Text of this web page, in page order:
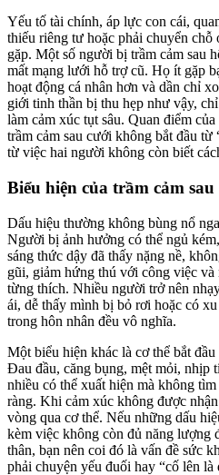
Yếu tố tài chính, áp lực con cái,
thiếu riêng tư hoặc phải chuyển chỗ
gặp. Một số người bị trầm cảm sau
mất mạng lưới hỗ trợ cũ. Họ ít gặp
hoạt động cá nhân hơn và dần chỉ
giới tinh thần bị thu hẹp như vậy,
làm cảm xúc tụt sâu. Quan điểm
trầm cảm sau cưới không bắt đầu từ
từ việc hai người không còn biết
Biểu hiện của trầm cảm
Dấu hiệu thường không bùng nổ
Người bị ảnh hưởng có thể ngủ
sáng thức dậy đã thấy nặng nề,
gũi, giảm hứng thú với công việc
từng thích. Nhiều người trở nên
ái, dễ thấy mình bị bỏ rơi hoặc có
trong hôn nhân đều vô nghĩa.
Một biểu hiện khác là cơ thể bắt
Đau đầu, căng bụng, mệt mỏi, nhịp
nhiều có thể xuất hiện mà không
ràng. Khi cảm xúc không được
vòng qua cơ thể. Nếu những dấu
kèm việc không còn đủ năng lượng
thân, bạn nên coi đó là vấn đề sức
phải chuyện yếu đuối hay “cố lên là